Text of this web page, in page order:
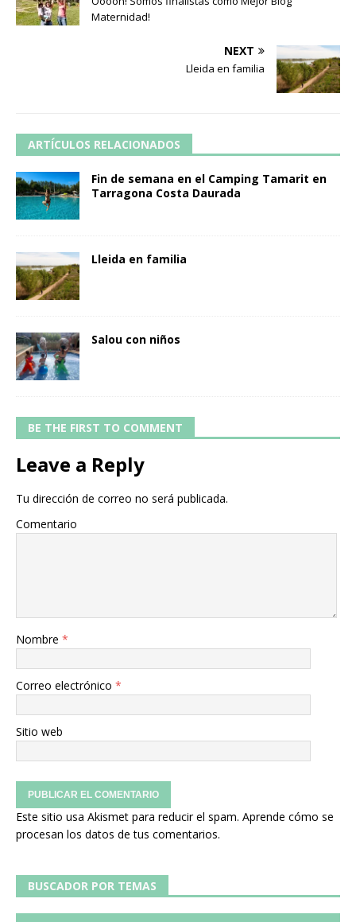
Maternidad!
NEXT
Lleida en familia
ARTÍCULOS RELACIONADOS
Fin de semana en el Camping Tamarit en
Tarragona Costa Daurada
Lleida en familia
Salou con niños
BE THE FIRST TO COMMENT
Leave a Reply
Tu dirección de correo no será publicada.
Comentario
Nombre *
Correo electrónico *
Sitio web
Este sitio usa Akismet para reducir el spam. Aprende cómo se
procesan los datos de tus comentarios.
BUSCADOR POR TEMAS